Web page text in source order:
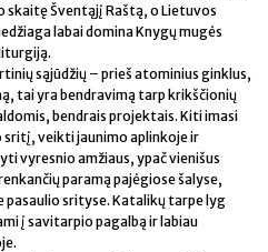
skaitę Šventąjį Raštą, o Lietuvos
labai domina Knygų mugės
sąjūdžių – prieš atominius ginklus,
tai yra bendravimą tarp krikščionių
bendrais projektais. Kiti imasi
veikti jaunimo aplinkoje ir
vyresnio amžiaus, ypač vienišus
paramą pajėgiose šalyse,
pasaulio srityse. Katalikų tarpe lyg
į savitarpio pagalbą ir labiau